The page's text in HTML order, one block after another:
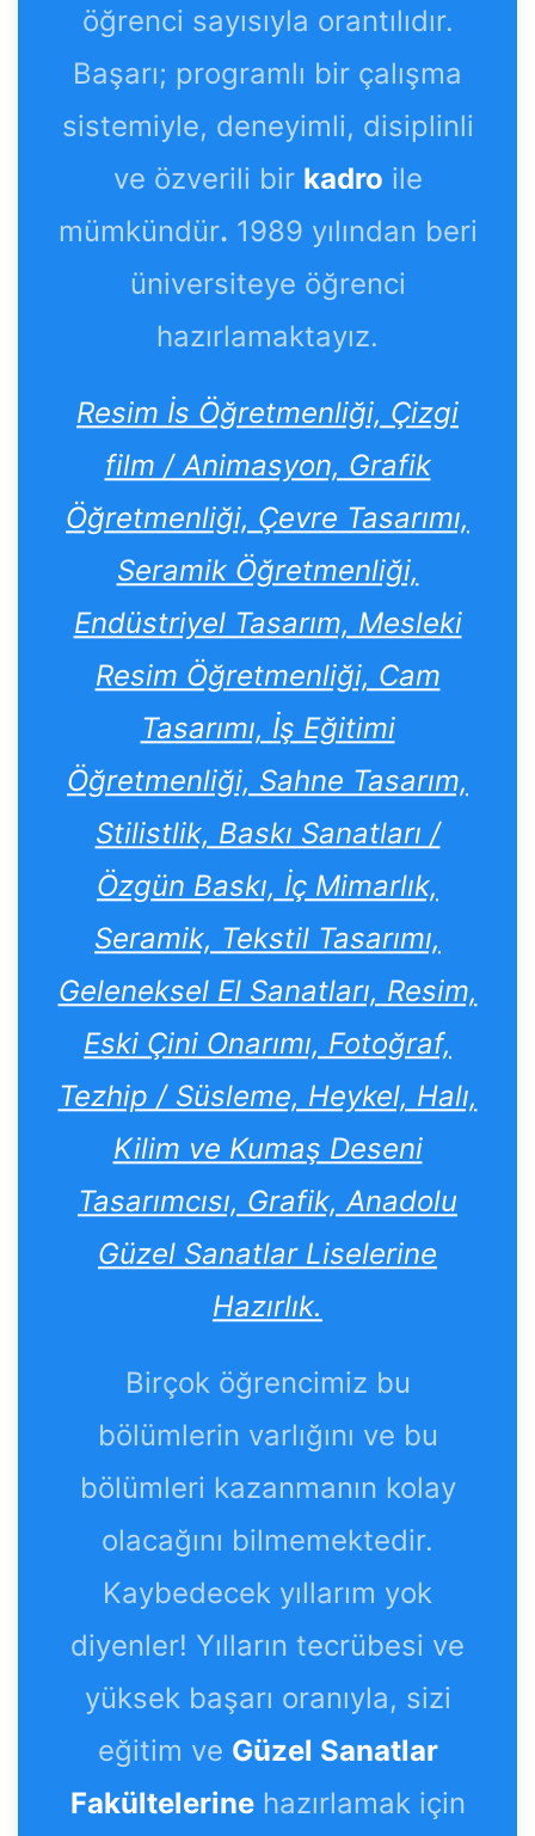
öğrenci sayısıyla orantılıdır.
Başarı; programlı bir çalışma
sistemiyle, deneyimli, disiplinli
ve özverili bir kadro ile
mümkündür. 1989 yılından beri
üniversiteye öğrenci
hazırlamaktayız.
Resim İs Öğretmenliği, Çizgi
film / Animasyon, Grafik
Öğretmenliği, Çevre Tasarımı,
Seramik Öğretmenliği,
Endüstriyel Tasarım, Mesleki
Resim Öğretmenliği, Cam
Tasarımı, İş Eğitimi
Öğretmenliği, Sahne Tasarım,
Stilistlik, Baskı Sanatları /
Özgün Baskı, İç Mimarlık,
Seramik, Tekstil Tasarımı,
Geleneksel El Sanatları, Resim,
Eski Çini Onarımı, Fotoğraf,
Tezhip / Süsleme, Heykel, Halı,
Kilim ve Kumaş Deseni
Tasarımcısı, Grafik, Anadolu
Güzel Sanatlar Liselerine
Hazırlık.
Birçok öğrencimiz bu
bölümlerin varlığını ve bu
bölümleri kazanmanın kolay
olacağını bilmemektedir.
Kaybedecek yıllarım yok
diyenler! Yılların tecrübesi ve
yüksek başarı oranıyla, sizi
eğitim ve Güzel Sanatlar
Fakültelerinehazırlamak için